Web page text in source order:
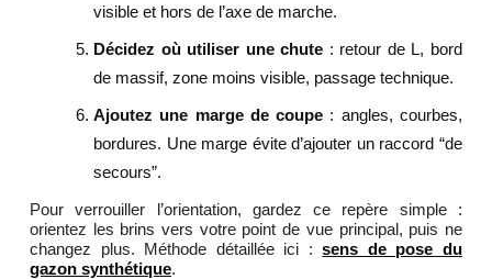
visible et hors de l’axe de marche.
Décidez où utiliser une chute : retour de L, bord
de massif, zone moins visible, passage technique.
Ajoutez une marge de coupe : angles, courbes,
bordures. Une marge évite d’ajouter un raccord “de
secours”.
Pour verrouiller l’orientation, gardez ce repère simple :
orientez les brins vers votre point de vue principal, puis ne
changez plus. Méthode détaillée ici :sens de pose du
gazon synthétique.